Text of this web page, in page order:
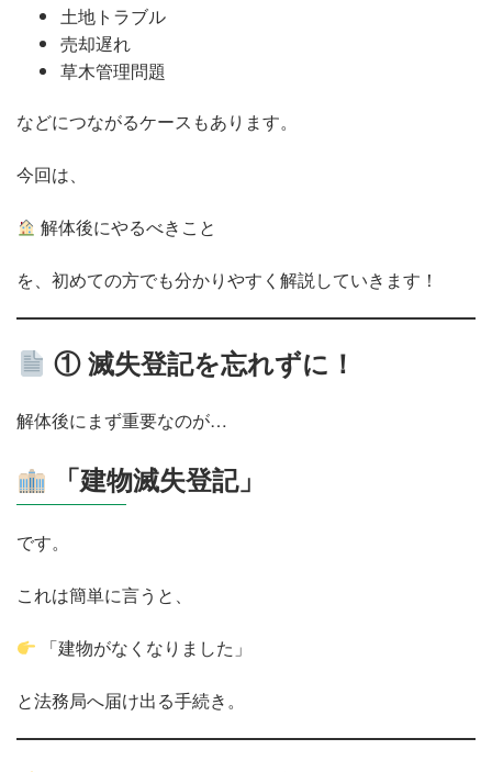
土地トラブル
売却遅れ
草木管理問題
などにつながるケースもあります。
今回は、
解体後にやるべきこと
を、初めての方でも分かりやすく解説していきます！
① 滅失登記を忘れずに！
解体後にまず重要なのが…
「建物滅失登記」
です。
これは簡単に言うと、
「建物がなくなりました」
と法務局へ届け出る手続き。